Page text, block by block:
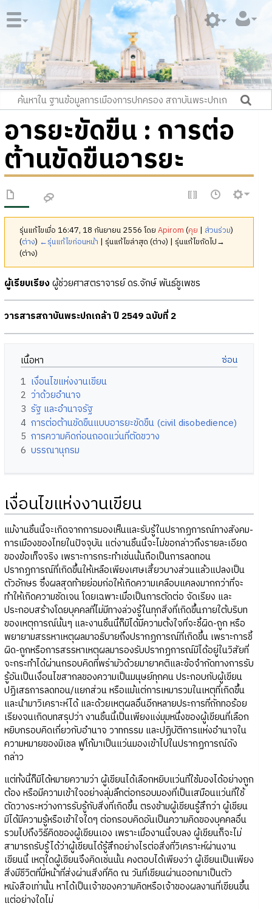
อารยะขัดขืน : การต่อ
ต้านขัดขืนอารยะ
รุ่นแก้ไขเมื่อ 16:47, 18 กันยายน 2556 โดยApirom (คุย | ส่วนร่วม)
(ต่าง) ←รุ่นแก้ไขก่อนหน้า | รุ่นแก้ไขล่าสุด (ต่าง) | รุ่นแก้ไขถัดไป→
(ต่าง)
ผู้เรียบเรียงผู้ช่วยศาสตราจารย์ ดร.จักษ์ พันธ์ชูเพชร
วารสารสถาบันพระปกเกล้า ปี 2549 ฉบับที่ 2
เนื้อหา
1 เงื่อนไขแห่งงานเขียน
2 ว่าด้วยอำนาจ
3 รัฐ และอำนาจรัฐ
4 การต่อต้านขัดขืนแบบอารยะขัดขืน (civil disobedience)
5 การความคิดก่อนถอดแว่นที่ตัดขวาง
6 บรรณานุกรม
เงื่อนไขแห่งงานเขียน
แม้งานชิ้นนี้จะเกิดจากการมองเห็นและรับรู้ในปรากฏการณ์ทางสังคม-
การเมืองของไทยในปัจจุบัน แต่งานชิ้นนี้จะไม่ขอกล่าวถึงรายละเอียด
ของข้อเท็จจริง เพราะการกระทำเช่นนั้นถือเป็นการลดทอน
ปรากฏการณ์ที่เกิดขึ้นให้เหลือเพียงเศษเสี้ยวบางส่วนแล้วแปลงเป็น
ตัวอักษร ซึ่งผลสุดท้ายย่อมก่อให้เกิดความเคลือบแคลงมากกว่าที่จะ
ทำให้เกิดความชัดเจน โดยเฉพาะเมื่อเป็นการตัดต่อ จัดเรียง และ
ประกอบสร้างโดยบุคคลที่ไม่มีทางล่วงรู้ในทุกสิ่งที่เกิดขึ้นภายใต้บริบท
ของเหตุการณ์นั้นๆ และงานชิ้นนี้ก็มิได้มีความตั้งใจที่จะชี้ผิด-ถูก หรือ
พยายามสรรหาเหตุผลมาอธิบายถึงปรากฏการณ์ที่เกิดขึ้น เพราะการชี้
ผิด-ถูกหรือการสรรหาเหตุผลมารองรับปรากฏการณ์มิได้อยู่ในวิสัยที่
จะกระทำได้ผ่านกรอบคิดที่พร่ามัวด้วยมายาคติและข้อจำกัดทางการรับ
รู้อันเป็นเงื่อนไขสากลของความเป็นมนุษย์ทุกคน ประกอบกับผู้เขียน
ปฏิเสธการลดทอน/แยกส่วน หรือแม้แต่การเหมารวมในเหตุที่เกิดขึ้น
และนำมาวิเคราะห์ได้ และด้วยเหตุผลอื่นอีกหลายประการที่ถักทอร้อย
เรียงจนเกิดบทสรุปว่า งานชิ้นนี้เป็นเพียงแง่มุมหนึ่งของผู้เขียนที่เลือก
หยิบกรอบคิดเกี่ยวกับอำนาจ วาทกรรม และปฏิบัติการแห่งอำนาจใน
ความหมายของมิเชล ฟูโก้มาเป็นแว่นมองเข้าไปในปรากฏการณ์ดัง
กล่าว
แต่ทั้งนี้ก็มิได้หมายความว่า ผู้เขียนได้เลือกหยิบแว่นที่ใช้มองได้อย่างถูก
ต้อง หรือมีความเข้าใจอย่างลุ่มลึกต่อกรอบมองที่เป็นเสมือนแว่นที่ใช้
ตัดวางระหว่างการรับรู้กับสิ่งที่เกิดขึ้น ตรงข้ามผู้เขียนรู้สึกว่า ผู้เขียน
มิได้มีความรู้หรือเข้าใจใดๆ ต่อกรอบคิดอันเป็นความคิดของบุคคลอื่น
รวมไปถึงวิธีคิดของผู้เขียนเอง เพราะเมื่องานนี้จบลง ผู้เขียนก็จะไม่
สามารถรับรู้ได้ว่าผู้เขียนได้รู้สึกอย่างไรต่อสิ่งที่วิเคราะห์ผ่านงาน
เขียนนี้ เหตุใดผู้เขียนจึงคิดเช่นนั้น คงตอบได้เพียงว่า ผู้เขียนเป็นเพียง
สิ่งมีชีวิตที่มีหน้าที่ส่งผ่านสิ่งที่คิด ณ วันที่เขียนผ่านออกมาเป็นตัว
หนังสือเท่านั้น หาได้เป็นเจ้าของความคิดหรือเจ้าของผลงานที่เขียนขึ้น
แต่อย่างใดไม่